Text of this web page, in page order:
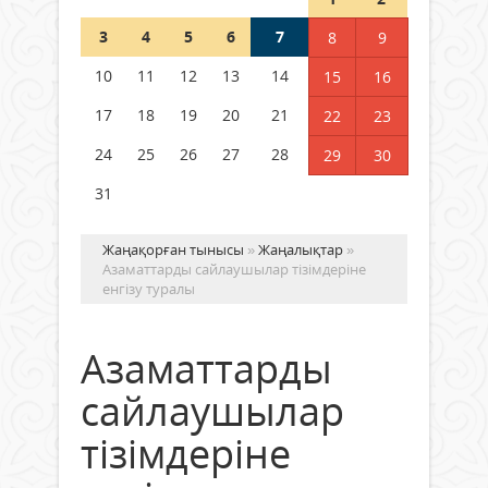
Германия аптап ыстыққа
бастады
04 тамыз 2026 ж.
3
4 5 6 7 8
9
10
11 12 13 14 15
16
17
18 19 20 21 22
23
24
25 26 27 28 29
30
31
Жаңақорған тынысы »Жаңалықтар »
Азаматтарды сайлаушылар тізімдеріне
енгізу туралы
Азаматтарды
сайлаушылар
тізімдеріне